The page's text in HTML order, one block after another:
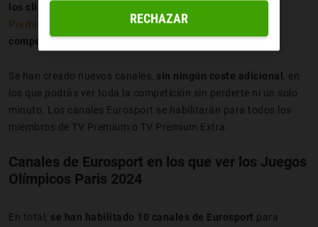
los clientes de Yoigo
Premium o TV Premium Extra podrán disfrutar de la
competición al completo en Eurosport.
Se han creado nuevos canales, sin ningún coste adicional
, en
los que podrás ver toda la competición sin perderte ni un solo
minuto. Los canales Eurosport se habilitarán para todos los
miembros de TV Premium o TV Premium Extra.
Canales de Eurosport en los que ver los Juegos
Olímpicos Paris 2024
En total, se han habilitado 10 canales de Eurosport para
RECHAZAR